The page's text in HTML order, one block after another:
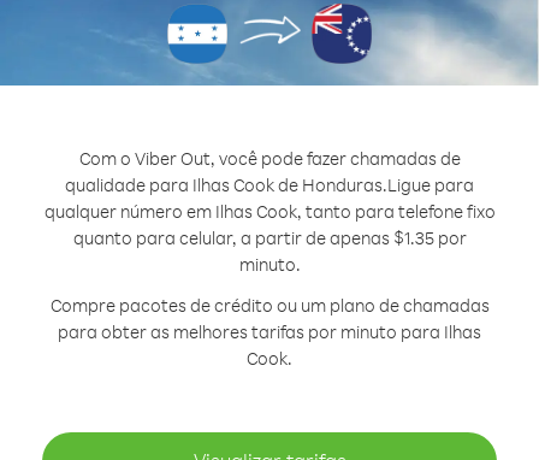
Com o Viber Out, você pode fazer chamadas de
qualidade para Ilhas Cook de Honduras.Ligue para
qualquer número em Ilhas Cook, tanto para telefone fixo
quanto para celular, a partir de apenas $1.35 por
minuto.
Compre pacotes de crédito ou um plano de chamadas
para obter as melhores tarifas por minuto para Ilhas
Cook.